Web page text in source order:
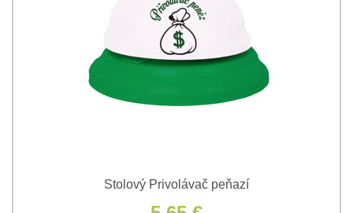
Stolový Privolávač peňazí